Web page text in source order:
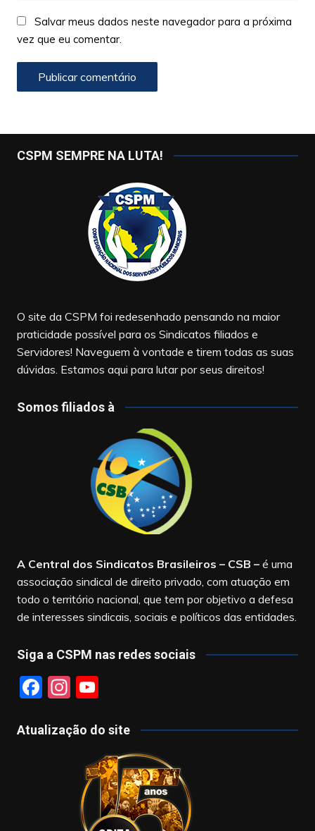
Salvar meus dados neste navegador para a próxima
vez que eu comentar.
CSPM SEMPRE NA LUTA!
O site da CSPM foi redesenhado pensando na maior
praticidade possível para os Sindicatos filiados e
Servidores! Naveguem à vontade e tirem todas as suas
dúvidas. Estamos aqui para lutar por seus direitos!
Somos filiados à
A Central dos Sindicatos Brasileiros – CSB –é uma
associação sindical de direito privado, com atuação em
todo o território nacional, que tem por objetivo a defesa
de interesses sindicais, sociais e políticos das entidades.
Siga a CSPM nas redes sociais
F
c
In
a
m
Y
u
T
u
b
e
Atualização do site